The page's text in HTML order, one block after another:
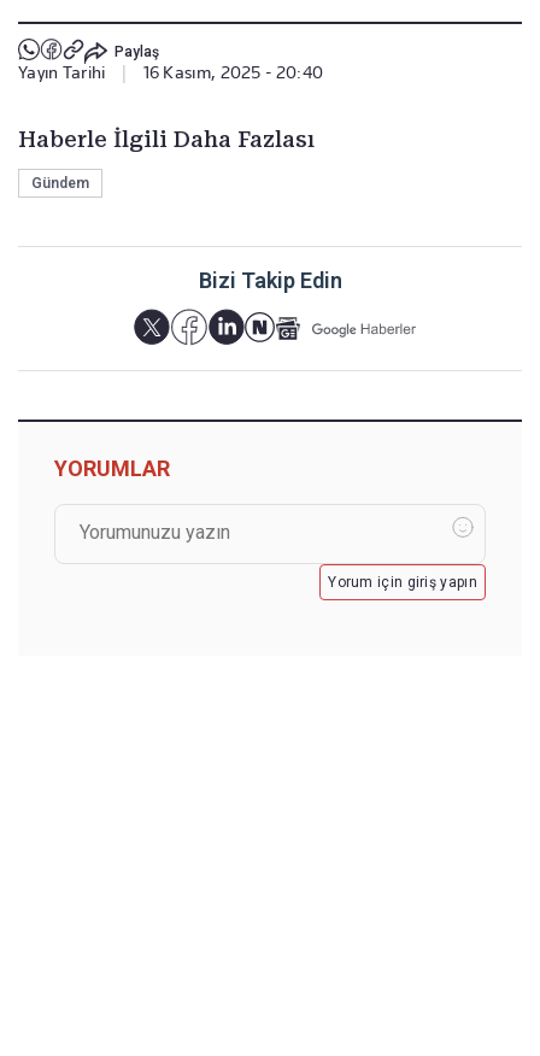
Paylaş
Yayın Tarihi 16 Kasım, 2025 - 20:40
Haberle İlgili Daha Fazlası
Gündem
Bizi Takip Edin
YORUMLAR
Yorum için giriş yapın